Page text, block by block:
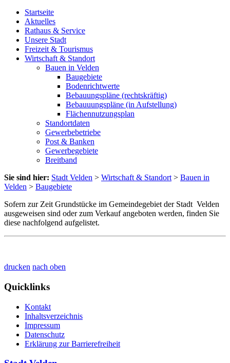
Startseite
Aktuelles
Rathaus & Service
Unsere Stadt
Freizeit & Tourismus
Wirtschaft & Standort
Bauen in Velden
Baugebiete
Bodenrichtwerte
Bebauungspläne (rechtskräftig)
Bebauuungspläne (in Aufstellung)
Flächennutzungsplan
Standortdaten
Gewerbebetriebe
Post & Banken
Gewerbegebiete
Breitband
Sie sind hier: Stadt Velden > Wirtschaft & Standort > Bauen in
Velden > Baugebiete
Sofern zur Zeit Grundstücke im Gemeindegebiet der Stadt Velden
ausgeweisen sind oder zum Verkauf angeboten werden, finden Sie
diese nachfolgend aufgelistet.
drucken nach oben
Quicklinks
Kontakt
Inhaltsverzeichnis
Impressum
Datenschutz
Erklärung zur Barrierefreiheit